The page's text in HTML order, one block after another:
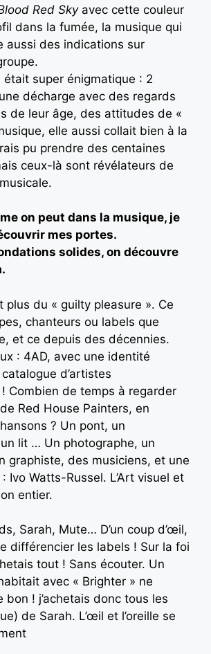
Red Skyavec cette couleur
dans la fumée, la musique qui
aussi des indications sur
était super énigmatique : 2
décharge avec des regards
de leur âge, des attitudes de «
elle aussi collait bien à la
pu prendre des centaines
ceux-là sont révélateurs de
on peut dans la musique, je
mes portes.
solides, on découvre
plus du « guilty pleasure ». Ce
chanteurs ou labels que
et ce depuis des décennies.
: 4AD, avec une identité
d’artistes
Combien de temps à regarder
Red House Painters, en
? Un pont, un
lit … Un photographe, un
graphiste, des musiciens, et une
Ivo Watts-Russel. L’Art visuel et
entier.
Sarah, Mute… D’un coup d’œil,
différencier les labels ! Sur la foi
tout ! Sans écouter. Un
avec « Brighter » ne
bon ! j’achetais donc tous les
de Sarah. L’œil et l’oreille se